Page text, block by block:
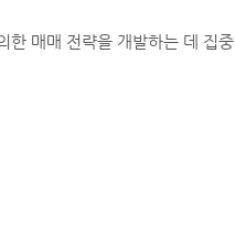
매매 전략을 개발하는 데 집중